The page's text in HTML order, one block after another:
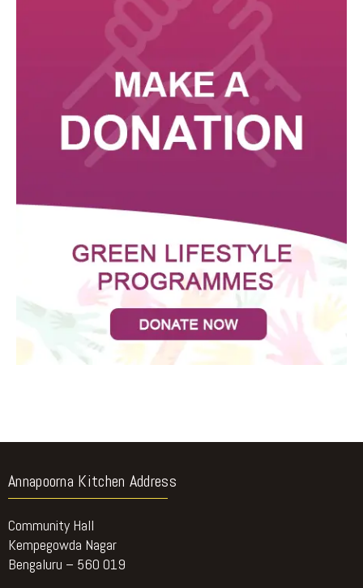
Annapoorna Kitchen Address
Community Hall
Kempegowda Nagar
Bengaluru – 560 019